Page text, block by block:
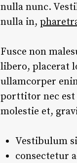
nulla nunc.
nulla in,
Fusce non
libero, placerat
ullamcorper
porttitor nec est
molestie et,
Vestibulum
consectetur